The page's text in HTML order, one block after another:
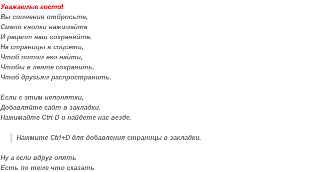
Уважаемые гости!
Вы сомнения отбросьте,
Смело кнопки нажимайте
И рецепт наш сохраняйте.
На страницы в соцсети,
Чтоб потом его найти,
Чтобы в ленте сохранить,
Чтоб друзьям распространить.
Если с этим непонятки,
Добавляйте сайт в закладки.
Нажимайте Ctrl D и найдете нас везде.
Нажмите Ctrl+D для добавления страницы в закладки.
Ну а если вдруг опять
Есть по теме что сказать